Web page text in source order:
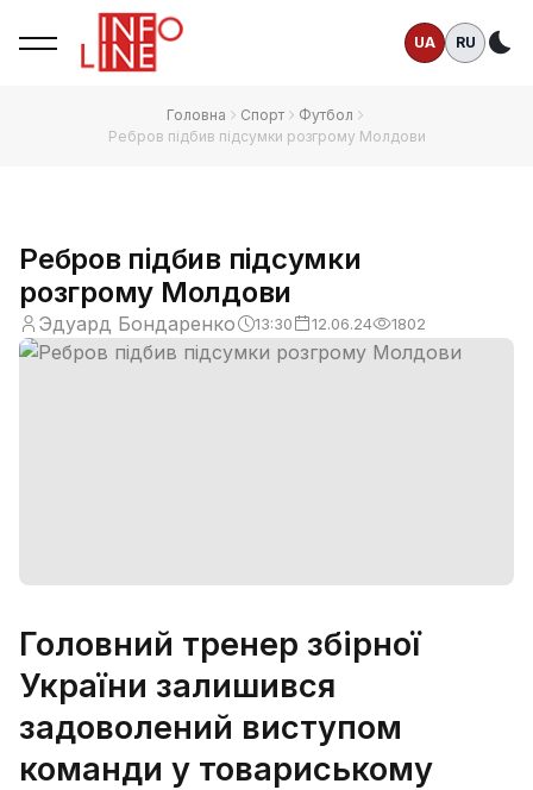
UA RU
Головна Спорт
Футбол
Ребров підбив підсумки розгрому Молдови
Ребров підбив підсумки
розгрому Молдови
Эдуард Бондаренко 13:30 12.06.24 1802
Головний тренер збірної
України залишився
задоволений виступом
команди у товариському